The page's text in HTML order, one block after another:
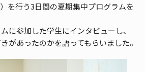
を行う3日間の夏期集中プログラムを
に参加した学生にインタビューし、
があったのかを語ってもらいました。